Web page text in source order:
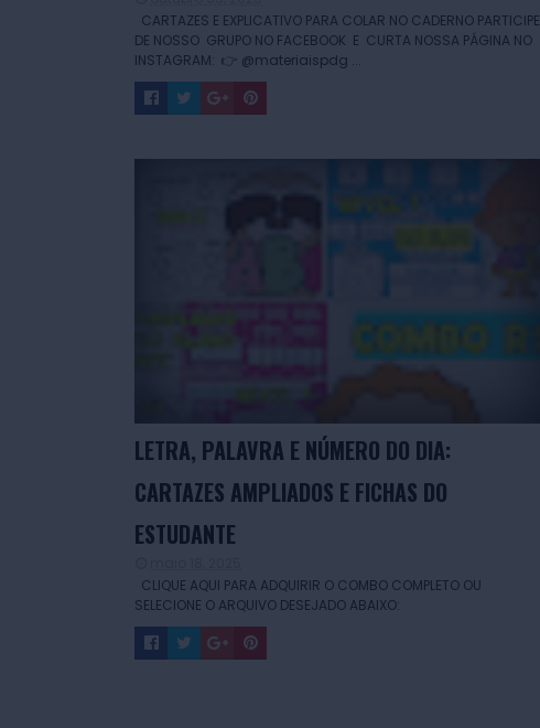
CARTAZES E EXPLICATIVO PARA COLAR NO CADERNO PARTICIPE
DE NOSSO GRUPO NO FACEBOOK E CURTA NOSSA PÁGINA NO
INSTAGRAM: 👉 @materiaispdg ...
LETRA, PALAVRA E NÚMERO DO DIA:
CARTAZES AMPLIADOS E FICHAS DO
ESTUDANTE
CLIQUE AQUI PARA ADQUIRIR O COMBO COMPLETO OU
SELECIONE O ARQUIVO DESEJADO ABAIXO: